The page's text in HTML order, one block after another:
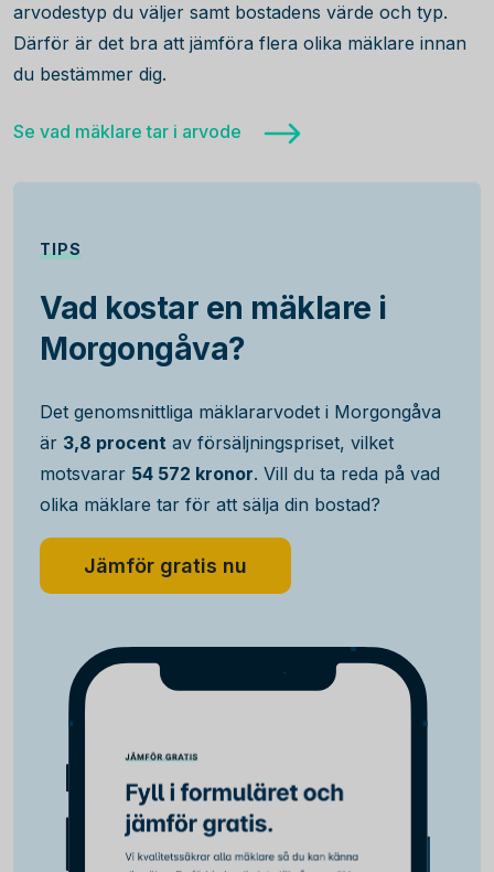
arvodestyp du väljer samt bostadens värde och typ.
Därför är det bra att jämföra flera olika mäklare innan
du bestämmer dig.
Se vad mäklare tar i arvode
TIPS
Vad kostar en mäklare i
Morgongåva?
Det genomsnittliga mäklararvodet i Morgongåva
är 3,8 procent av försäljningspriset, vilket
motsvarar 54 572 kronor. Vill du ta reda på vad
olika mäklare tar för att sälja din bostad?
Jämför gratis nu